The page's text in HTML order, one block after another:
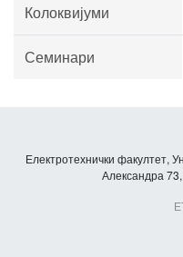
Колоквијуми
Семинари
Електротехнички факултет,
Александра